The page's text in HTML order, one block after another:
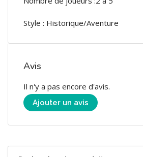
Style : Historique/Aventure
Avis
Il n'y a pas encore d'avis.
Ajouter un avis